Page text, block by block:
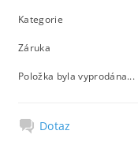
Kategorie
Záruka
Položka byla vyprodána...
Dotaz